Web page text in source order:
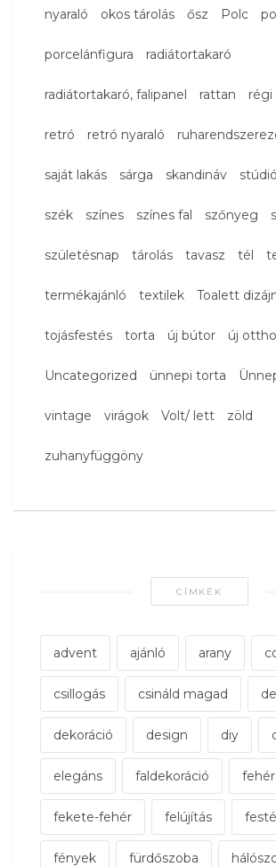
nyaraló okos tárolás ősz Polc
porcelánfigura radiátortakaró
radiátortakaró, falipanel rattan
retró retró nyaraló
saját lakás sárga skandináv
szék színes színes fal szőnyeg
születésnap tárolás tavasz tél
termékajánló textilek Toalett
tojásfestés torta új bútor új
Uncategorized ünnepi torta
vintage virágok Volt/ lett zöld
zuhanyfüggöny
CÍMKÉK
advent ajánló arany
csillogás csináld magad
dekoráció design diy
elegáns faldekoráció fehér
fekete-fehér felújítás
fények fürdőszoba